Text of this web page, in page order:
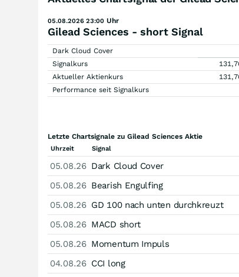
05.08.2026 23:00 Uhr
Gilead Sciences - short Signal
Dark Cloud Cover
Signalkurs
Aktueller Aktienkurs
Performance seit Signalkurs
Letzte Chartsignale zu Gilead Sciences Aktie
Uhrzeit Signal
05.08.26 Dark Cloud Cover
05.08.26 Bearish Engulfing
05.08.26 GD 100 nach unten durchkreuzt
05.08.26 MACD short
05.08.26 Momentum Impuls
04.08.26 CCI long